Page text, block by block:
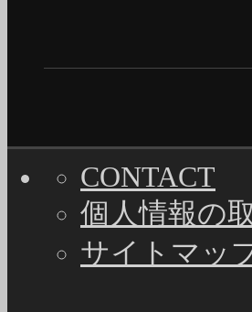
CONTACT
個人情報の
サイトマッ